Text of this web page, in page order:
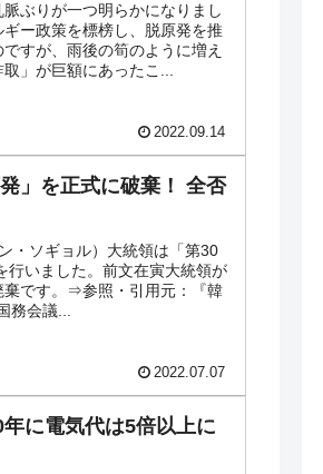
ぶりが一つ明らかになりまし
ー政策を標榜し、脱原発を推
すが、雨後の筍のように増え
」が巨額にあったこ...
2022.09.14
」を正式に破棄！ 全否
・ソギョル）大統領は「第30
行いました。前文在寅大統領が
棄です。⇒参照・引用元：『韓
務会議...
2022.07.07
に電気代は5倍以上に